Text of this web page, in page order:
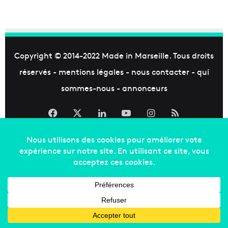
Copyright © 2014-2022 Made in Marseille. Tous droits
réservés - mentions légales- nous contacter- qui
sommes-nous- annonceurs
Facebook LinkedinYouTubeInstagram